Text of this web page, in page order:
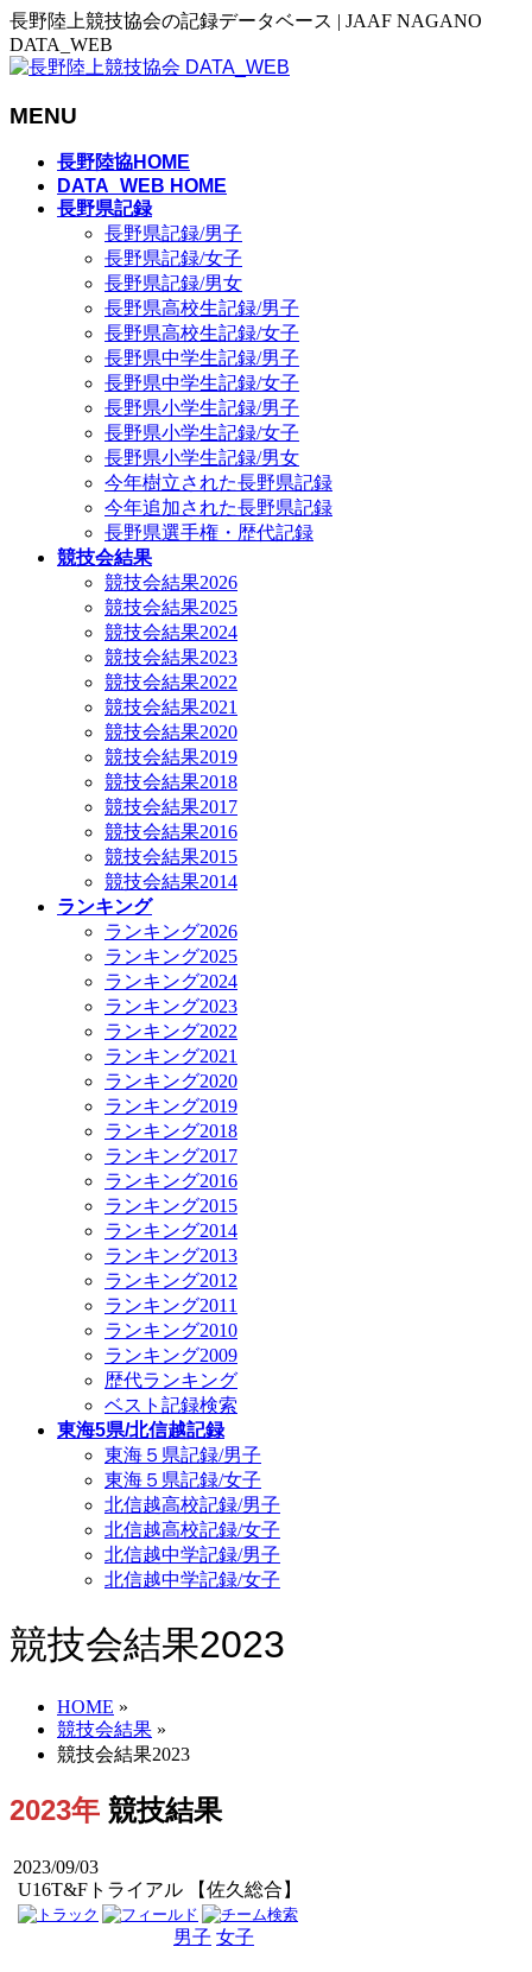
長野陸上競技協会の記録データベース | JAAF NAGANO
DATA_WEB
MENU
長野陸協HOME
DATA_WEB HOME
長野県記録
長野県記録/男子
長野県記録/女子
長野県記録/男女
長野県高校生記録/男子
長野県高校生記録/女子
長野県中学生記録/男子
長野県中学生記録/女子
長野県小学生記録/男子
長野県小学生記録/女子
長野県小学生記録/男女
今年樹立された長野県記録
今年追加された長野県記録
長野県選手権・歴代記録
競技会結果
競技会結果2026
競技会結果2025
競技会結果2024
競技会結果2023
競技会結果2022
競技会結果2021
競技会結果2020
競技会結果2019
競技会結果2018
競技会結果2017
競技会結果2016
競技会結果2015
競技会結果2014
ランキング
ランキング2026
ランキング2025
ランキング2024
ランキング2023
ランキング2022
ランキング2021
ランキング2020
ランキング2019
ランキング2018
ランキング2017
ランキング2016
ランキング2015
ランキング2014
ランキング2013
ランキング2012
ランキング2011
ランキング2010
ランキング2009
歴代ランキング
ベスト記録検索
東海5県/北信越記録
東海５県記録/男子
東海５県記録/女子
北信越高校記録/男子
北信越高校記録/女子
北信越中学記録/男子
北信越中学記録/女子
競技会結果2023
HOME »
競技会結果 »
競技会結果2023
2023年 競技結果
2023/09/03
U16T&Fトライアル 【佐久総合】
男子 女子